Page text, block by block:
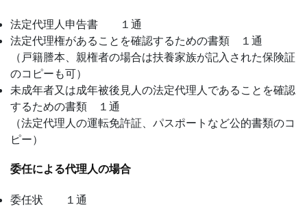
法定代理人申告書 １通
法定代理権があることを確認するための書類 １通
（戸籍謄本、親権者の場合は扶養家族が記入された保険証
のコピーも可）
未成年者又は成年被後見人の法定代理人であることを確認
するための書類 １通
（法定代理人の運転免許証、パスポートなど公的書類のコ
ピー）
委任による代理人の場合
委任状 １通